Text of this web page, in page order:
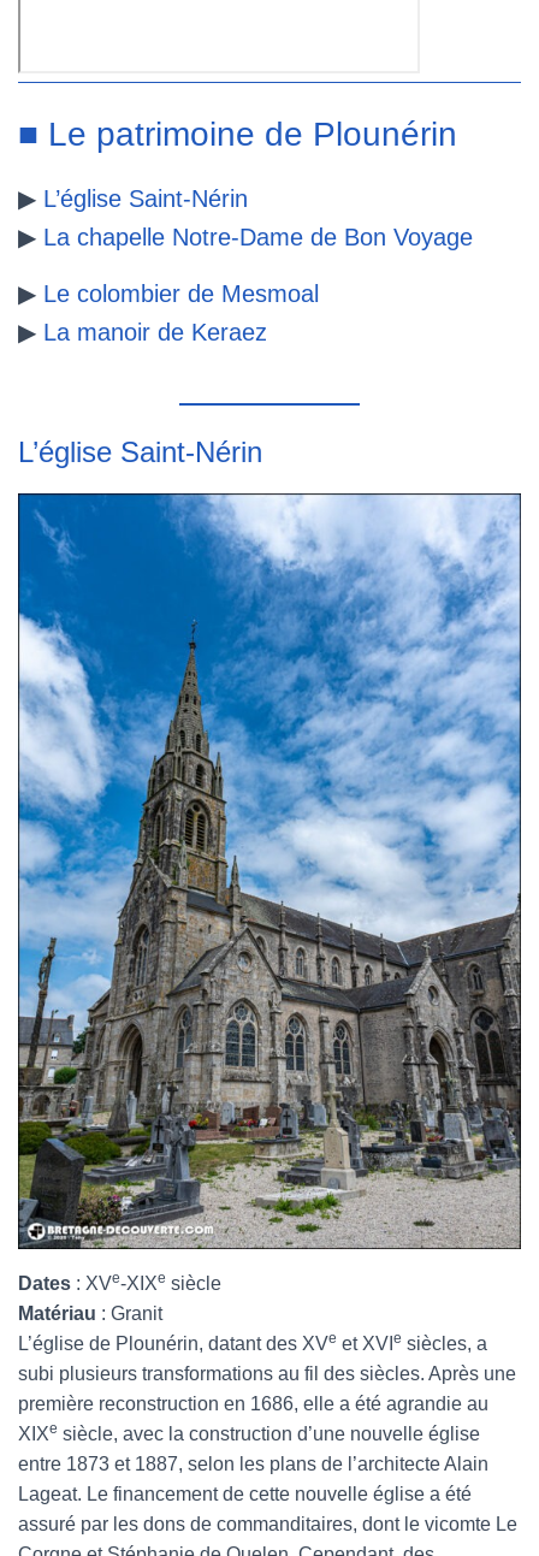
■ Le patrimoine de Plounérin
▶ L’église Saint-Nérin
▶ La chapelle Notre-Dame de Bon Voyage
▶ Le colombier de Mesmoal
▶ La manoir de Keraez
L’église Saint-Nérin
Dates : XVe-XIXe siècle
Matériau : Granit
L’église de Plounérin, datant des XVe et XVI e siècles, a
subi plusieurs transformations au fil des siècles. Après une
première reconstruction en 1686, elle a été agrandie au
XIXe siècle, avec la construction d’une nouvelle église
entre 1873 et 1887, selon les plans de l’architecte Alain
Lageat. Le financement de cette nouvelle église a été
assuré par les dons de commanditaires, dont le vicomte Le